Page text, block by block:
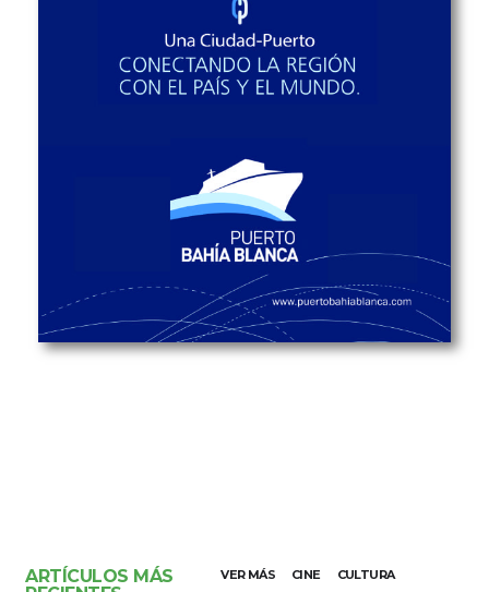
ARTÍCULOS MÁS
VER MÁS CINE
CULTURA